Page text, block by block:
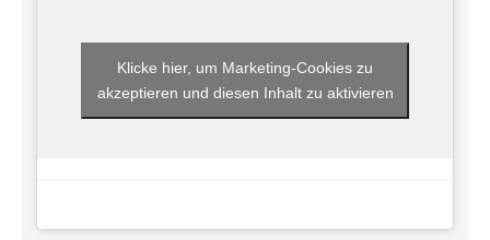
Klicke hier, um Marketing-Cookies zu
akzeptieren und diesen Inhalt zu aktivieren